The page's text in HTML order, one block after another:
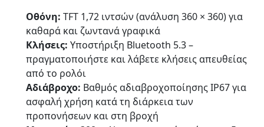
Οθόνη: TFT 1,72 ιντσών (ανάλυση 360 × 360) για
καθαρά και ζωντανά γραφικά
Κλήσεις: Υποστήριξη Bluetooth 5.3 –
πραγματοποιήστε και λάβετε κλήσεις απευθείας
από το ρολόι
Αδιάβροχο: Βαθμός αδιαβροχοποίησης IP67 για
ασφαλή χρήση κατά τη διάρκεια των
προπονήσεων και στη βροχή